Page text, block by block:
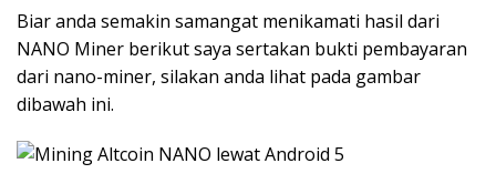
Biar anda semakin samangat menikamati hasil dari
NANO Miner berikut saya sertakan bukti pembayaran
dari nano-miner, silakan anda lihat pada gambar
dibawah ini.